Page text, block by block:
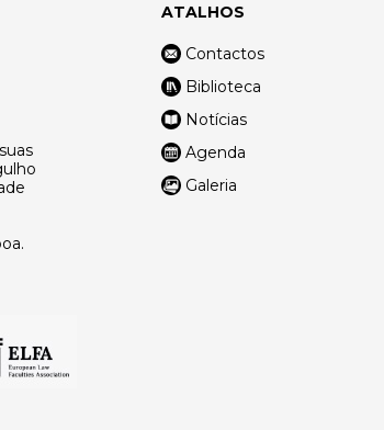
ATALHOS
Contactos
Biblioteca
Notícias
Agenda
Galeria